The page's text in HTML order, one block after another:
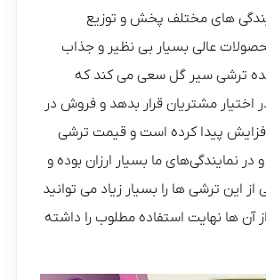
های مختلف پخش و توزیع
عالی بسیار بی نظیر و جذاب
ترشی سیر گل سعی می کند که
اختیار مشتریان قرار بدهد و فروش در
پیدا کرده است و قیمت ترشی
در نمایندگی‌های ما بسیار ارزان بوده و
این ترشی ها را بسیار زیاد می توانید
آن ها نهایت استفاده مطلوب را داشته